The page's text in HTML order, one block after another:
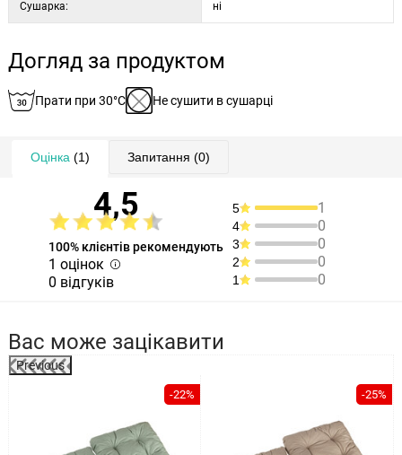
Сушарка: ні
Догляд за продуктом
Прати при 30°C Не сушити в сушарці
Оцінка (1) Запитання (0)
4,5
100% клієнтів рекомендують
1 оцінок
0 відгуків
5 1
4 0
3 0
2 0
1 0
Вас може зацікавити
Previous
-22% -25%